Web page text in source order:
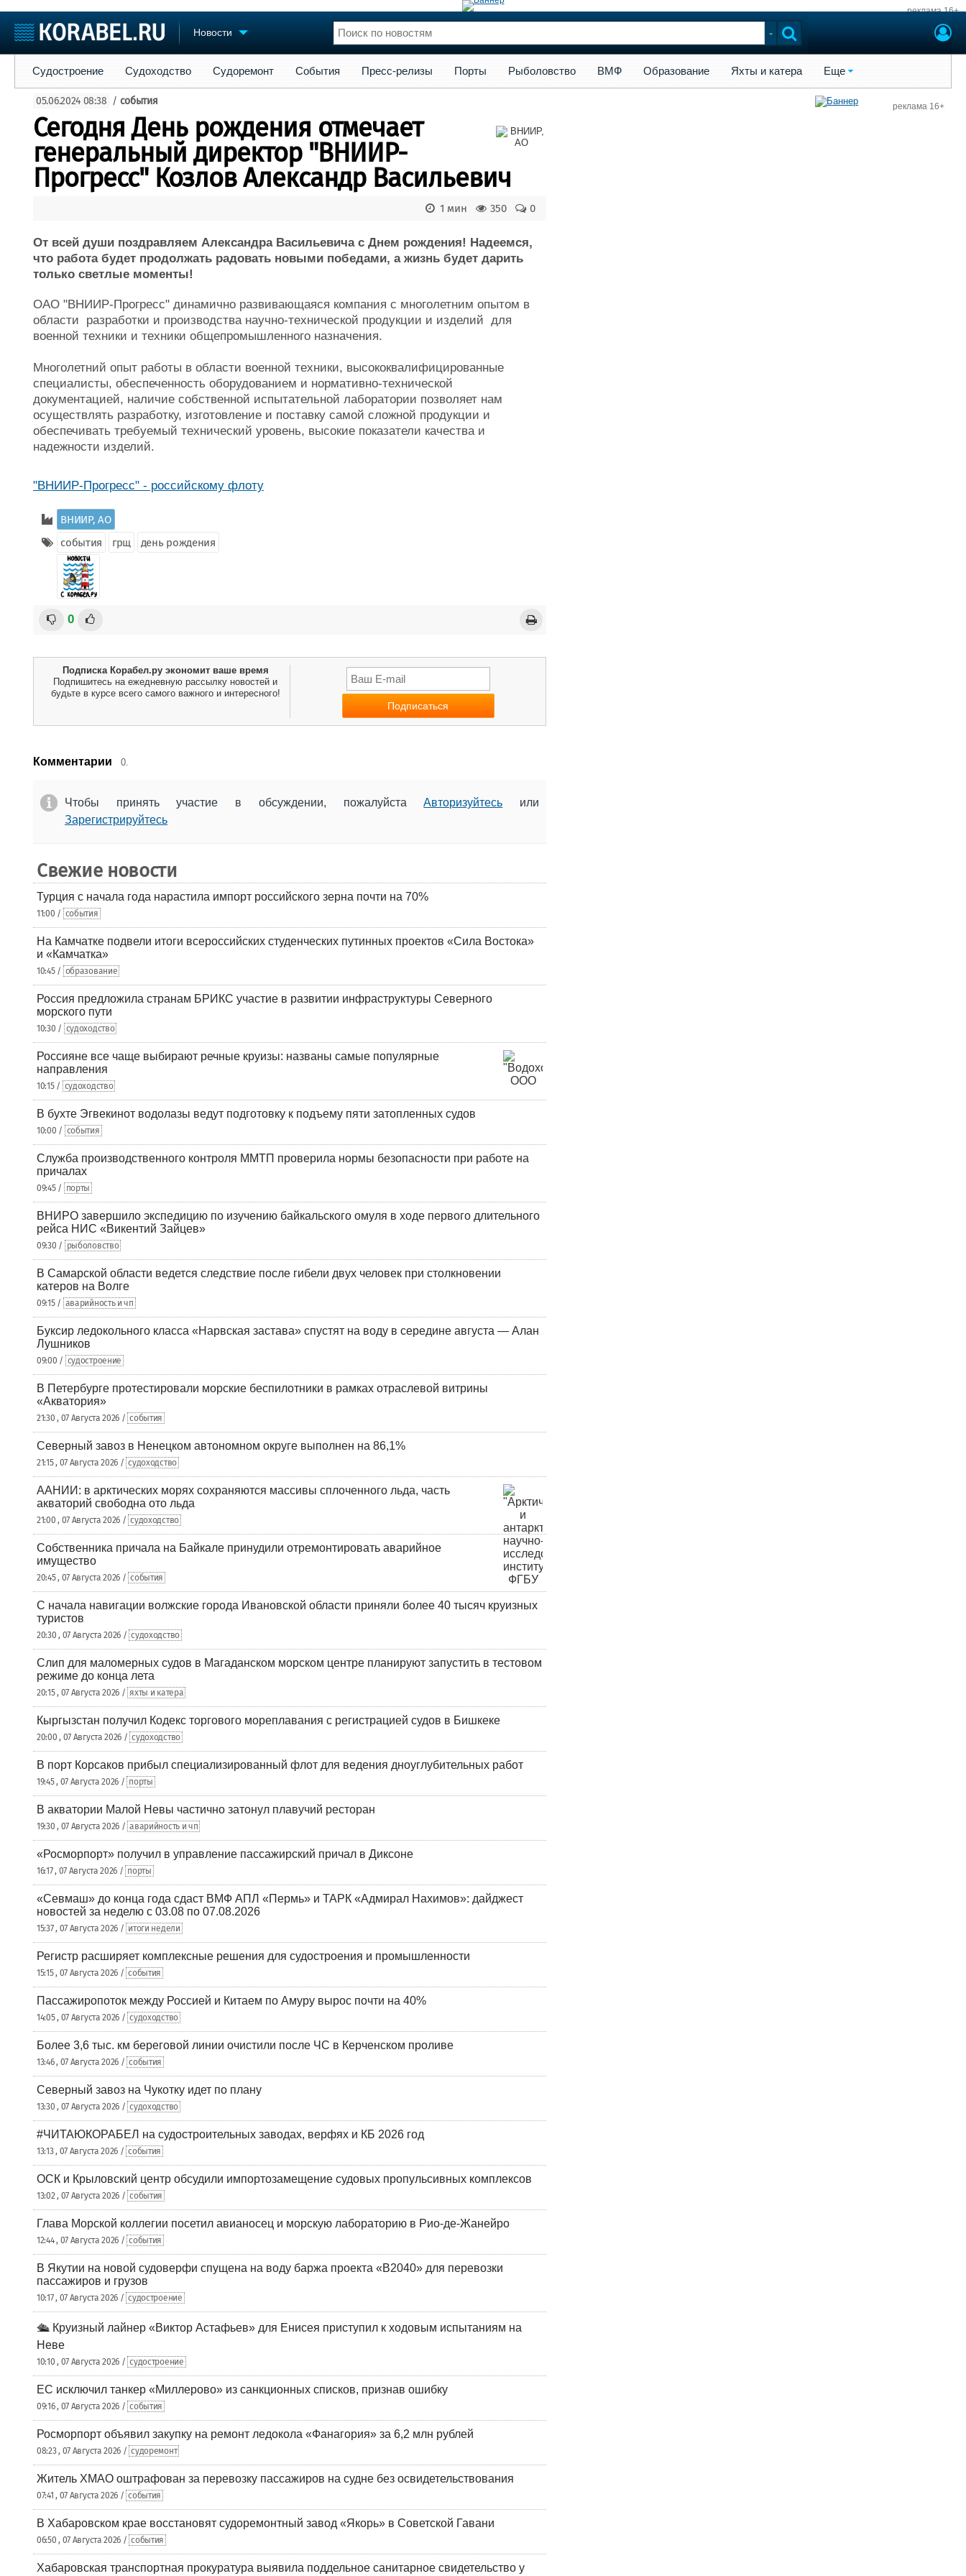
реклама 16+
Новости
Судостроение
Пульс
Новости
Репутация
Работа
Крюинг
Торговая площадка
Доска объявлений
Продажа флота
Оборудование
Изделия
Материалы
Конференции
Личности
Словарь
Флот
Судостроение Судоходство Судоремонт События Пресс-релизы Порты Рыболовство ВМФ Образование Яхты и катера Еще
05.06.2024 08:38 / события
Сегодня День рождения отмечает
генеральный директор "ВНИИР-
Прогресс" Козлов Александр Васильевич
0
350
1 мин
От всей души поздравляем Александра Васильевича с Днем рождения! Надеемся,
что работа будет продолжать радовать новыми победами, а жизнь будет дарить
только светлые моменты!
ОАО "ВНИИР-Прогресс" динамично развивающаяся компания с многолетним опытом в
области разработки и производства научно-технической продукции и изделий для
военной техники и техники общепромышленного назначения.
Многолетний опыт работы в области военной техники, высококвалифицированные
специалисты, обеспеченность оборудованием и нормативно-технической
документацией, наличие собственной испытательной лаборатории позволяет нам
осуществлять разработку, изготовление и поставку самой сложной продукции и
обеспечивать требуемый технический уровень, высокие показатели качества и
надежности изделий.
"ВНИИР-Прогресс" - российскому флоту
ВНИИР, АО
события
грщ день рождения
0
Подписка Корабел.ру экономит ваше время
Подпишитесь на ежедневную рассылку новостей и
будьте в курсе всего самого важного и интересного!
Комментарии 0.
Чтобы принять участие в обсуждении, пожалуйстаАвторизуйтесь или
Зарегистрируйтесь
Свежие новости
Турция с начала года нарастила импорт российского зерна почти на 70%
11:00 / события
На Камчатке подвели итоги всероссийских студенческих путинных проектов «Сила Востока»
и «Камчатка»
10:45 / образование
Россия предложила странам БРИКС участие в развитии инфраструктуры Северного
морского пути
10:30 / судоходство
Россияне все чаще выбирают речные круизы: названы самые популярные
направления
10:15 / судоходство
В бухте Эгвекинот водолазы ведут подготовку к подъему пяти затопленных судов
10:00 / события
Служба производственного контроля ММТП проверила нормы безопасности при работе на
причалах
09:45 / порты
ВНИРО завершило экспедицию по изучению байкальского омуля в ходе первого длительного
рейса НИС «Викентий Зайцев»
09:30 / рыболовство
В Самарской области ведется следствие после гибели двух человек при столкновении
катеров на Волге
09:15 / аварийность и чп
Буксир ледокольного класса «Нарвская застава» спустят на воду в середине августа — Алан
Лушников
09:00 / судостроение
В Петербурге протестировали морские беспилотники в рамках отраслевой витрины
«Акватория»
21:30 , 07 Августа 2026 / события
Северный завоз в Ненецком автономном округе выполнен на 86,1%
21:15 , 07 Августа 2026 / судоходство
ААНИИ: в арктических морях сохраняются массивы сплоченного льда, часть
акваторий свободна ото льда
21:00 , 07 Августа 2026 / судоходство
Собственника причала на Байкале принудили отремонтировать аварийное
имущество
20:45 , 07 Августа 2026 / события
С начала навигации волжские города Ивановской области приняли более 40 тысяч круизных
туристов
20:30 , 07 Августа 2026 / судоходство
Слип для маломерных судов в Магаданском морском центре планируют запустить в тестовом
режиме до конца лета
20:15 , 07 Августа 2026 / яхты и катера
Кыргызстан получил Кодекс торгового мореплавания с регистрацией судов в Бишкеке
20:00 , 07 Августа 2026 / судоходство
В порт Корсаков прибыл специализированный флот для ведения дноуглубительных работ
19:45 , 07 Августа 2026 / порты
В акватории Малой Невы частично затонул плавучий ресторан
19:30 , 07 Августа 2026 / аварийность и чп
«Росморпорт» получил в управление пассажирский причал в Диксоне
16:17 , 07 Августа 2026 / порты
«Севмаш» до конца года сдаст ВМФ АПЛ «Пермь» и ТАРК «Адмирал Нахимов»: дайджест
новостей за неделю с 03.08 по 07.08.2026
15:37 , 07 Августа 2026 / итоги недели
Регистр расширяет комплексные решения для судостроения и промышленности
15:15 , 07 Августа 2026 / события
Пассажиропоток между Россией и Китаем по Амуру вырос почти на 40%
14:05 , 07 Августа 2026 / судоходство
Более 3,6 тыс. км береговой линии очистили после ЧС в Керченском проливе
13:46 , 07 Августа 2026 / события
Северный завоз на Чукотку идет по плану
13:30 , 07 Августа 2026 / судоходство
#ЧИТАЮКОРАБЕЛ на судостроительных заводах, верфях и КБ 2026 год
13:13 , 07 Августа 2026 / события
ОСК и Крыловский центр обсудили импортозамещение судовых пропульсивных комплексов
13:02 , 07 Августа 2026 / события
Глава Морской коллегии посетил авианосец и морскую лабораторию в Рио-де-Жанейро
12:44 , 07 Августа 2026 / события
В Якутии на новой судоверфи спущена на воду баржа проекта «В2040» для перевозки
пассажиров и грузов
10:17 , 07 Августа 2026 / судостроение
🛳️ Круизный лайнер «Виктор Астафьев» для Енисея приступил к ходовым испытаниям на
Неве
10:10 , 07 Августа 2026 / судостроение
ЕС исключил танкер «Миллерово» из санкционных списков, признав ошибку
09:16 , 07 Августа 2026 / события
Росморпорт объявил закупку на ремонт ледокола «Фанагория» за 6,2 млн рублей
08:23 , 07 Августа 2026 / судоремонт
Житель ХМАО оштрафован за перевозку пассажиров на судне без освидетельствования
07:41 , 07 Августа 2026 / события
В Хабаровском крае восстановят судоремонтный завод «Якорь» в Советской Гавани
06:50 , 07 Августа 2026 / события
Хабаровская транспортная прокуратура выявила поддельное санитарное свидетельство у
реклама 16+